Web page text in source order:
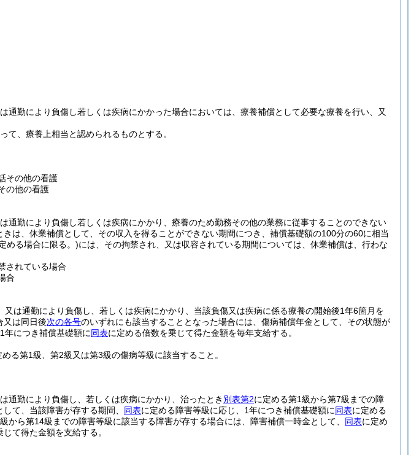
通勤により負傷し若しくは疾病にかかった場合においては、療養補償として必要な療養を行い、又
て、療養上相当と認められるものとする。
その他の看護
の他の看護
通勤により負傷し若しくは疾病にかかり、療養のため勤務その他の業務に従事することのできない
は、休業補償として、その収入を得ることができない期間につき、補償基礎額の100分の60に相当
める場合に限る。)には、その拘禁され、又は収容されている期間については、休業補償は、行わな
されている場合
合
は通勤により負傷し、若しくは疾病にかかり、当該負傷又は疾病に係る療養の開始後1年6箇月を
又は同日後次の各号のいずれにも該当することとなった場合には、傷病補償年金として、その状態が
年につき補償基礎額に同表に定める倍数を乗じて得た金額を毎年支給する。
める第1級、第2級又は第3級の傷病等級に該当すること。
通勤により負傷し、若しくは疾病にかかり、治ったとき 別表第2に定める第1級から第7級までの障
て、当該障害が存する期間、 同表に定める障害等級に応じ、1年につき補償基礎額に同表に定める
から第14級までの障害等級に該当する障害が存する場合には、障害補償一時金として、 同表に定め
て得た金額を支給する。